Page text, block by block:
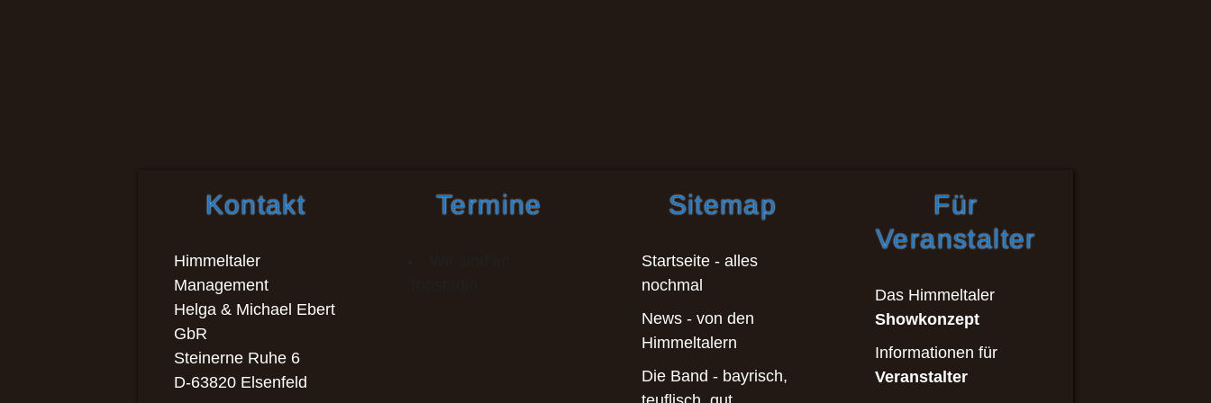
Kontakt
Himmeltaler
Management
Helga & Michael Ebert
GbR
Steinerne Ruhe 6
D-63820 Elsenfeld
Termine Sitemap
Startseite - alles
nochmal
News - von den
Himmeltalern
Die Band - bayrisch,
Für
Veranstalter
Das Himmeltaler
Showkonzept
Informationen für
Veranstalter